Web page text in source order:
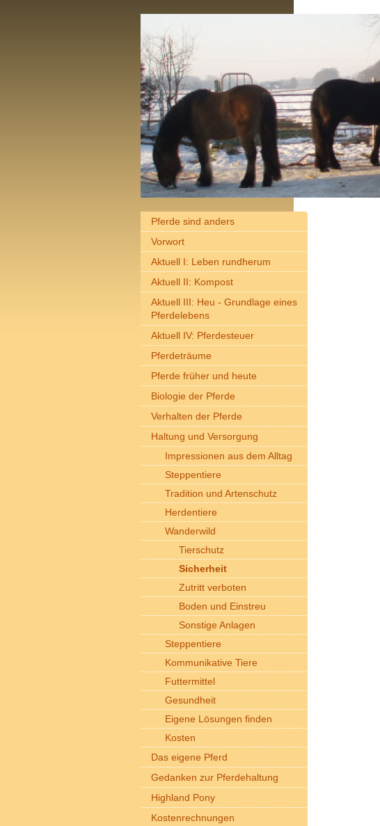
Pferde sind anders
Vorwort
Aktuell I: Leben rundherum
Aktuell II: Kompost
Aktuell III: Heu - Grundlage eines
Pferdelebens
Aktuell IV: Pferdesteuer
Pferdeträume
Pferde früher und heute
Biologie der Pferde
Verhalten der Pferde
Haltung und Versorgung
Impressionen aus dem Alltag
Steppentiere
Tradition und Artenschutz
Herdentiere
Wanderwild
Tierschutz
Sicherheit
Zutritt verboten
Boden und Einstreu
Sonstige Anlagen
Steppentiere
Kommunikative Tiere
Futtermittel
Gesundheit
Eigene Lösungen finden
Kosten
Das eigene Pferd
Gedanken zur Pferdehaltung
Highland Pony
Kostenrechnungen